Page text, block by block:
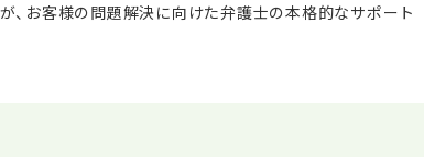
、お客様の問題解決に向けた弁護士の本格的なサポート